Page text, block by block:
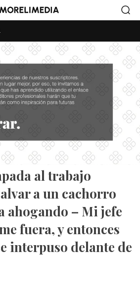
al trabajo
a un cachorro
ahogando – Mi jefe
fuera, y entonces
interpuso delante de